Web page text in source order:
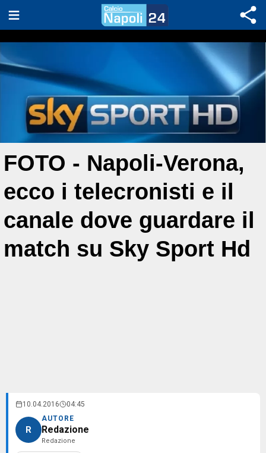
FOTO - Napoli-Verona,
ecco i telecronisti e il
canale dove guardare il
match su Sky Sport Hd
10.04.2016 04:45
R
AUTORE
Redazione
Redazione